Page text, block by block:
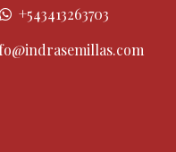
+543413263703